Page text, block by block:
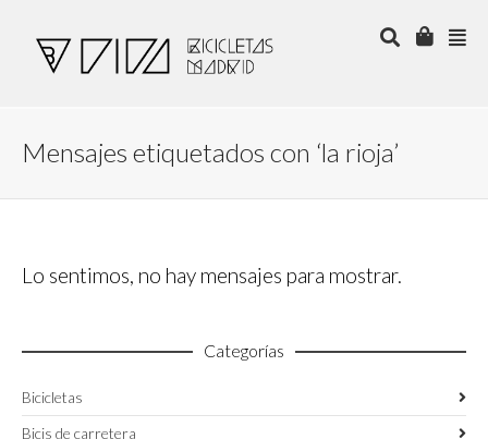
Mensajes etiquetados con ‘la rioja’
Lo sentimos, no hay mensajes para mostrar.
Categorías
Bicicletas
Bicis de carretera